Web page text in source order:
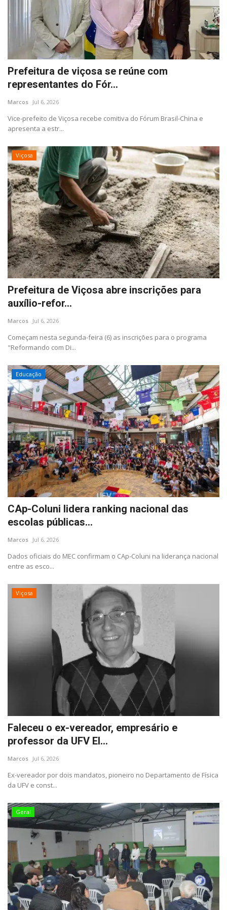
Segurança Pública
Economia
Educação
Esporte
Solidariedade
Meio Ambiente
Justiça
Obituário
Brasil
Minas Gerais
Prefeitura de viçosa se reúne com
representantes do Fór...
Marcos Jul 6, 2026
Vice-prefeito de Viçosa recebe comitiva do Fórum Brasil-China e
apresenta a estr...
Viçosa
Prefeitura de Viçosa abre inscrições para
auxílio-refor...
Marcos Jul 6, 2026
Começam nesta segunda-feira (6) as inscrições para o programa
"Reformando com Di...
Educação
CAp-Coluni lidera ranking nacional das
escolas públicas...
Marcos Jul 6, 2026
Dados oficiais do MEC confirmam o CAp-Coluni na liderança nacional
entre as esco...
Viçosa
Faleceu o ex-vereador, empresário e
professor da UFV El...
Marcos Jul 6, 2026
Ex-vereador por dois mandatos, pioneiro no Departamento de Física
da UFV e const...
Geral